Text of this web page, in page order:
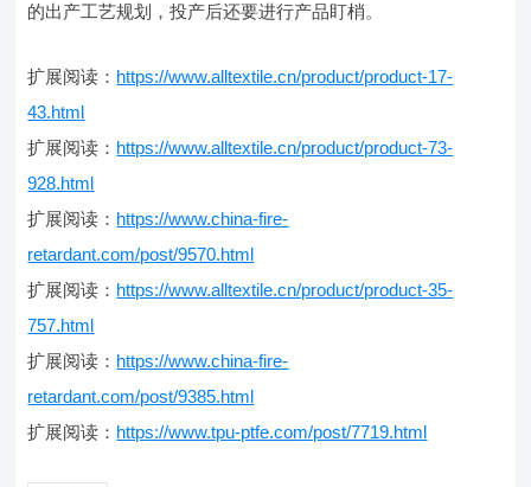
的出产工艺规划，投产后还要进行产品盯梢。
扩展阅读： https://www.alltextile.cn/product/product-17-
43.html
扩展阅读： https://www.alltextile.cn/product/product-73-
928.html
扩展阅读： https://www.china-fire-
retardant.com/post/9570.html
扩展阅读： https://www.alltextile.cn/product/product-35-
757.html
扩展阅读： https://www.china-fire-
retardant.com/post/9385.html
扩展阅读： https://www.tpu-ptfe.com/post/7719.html